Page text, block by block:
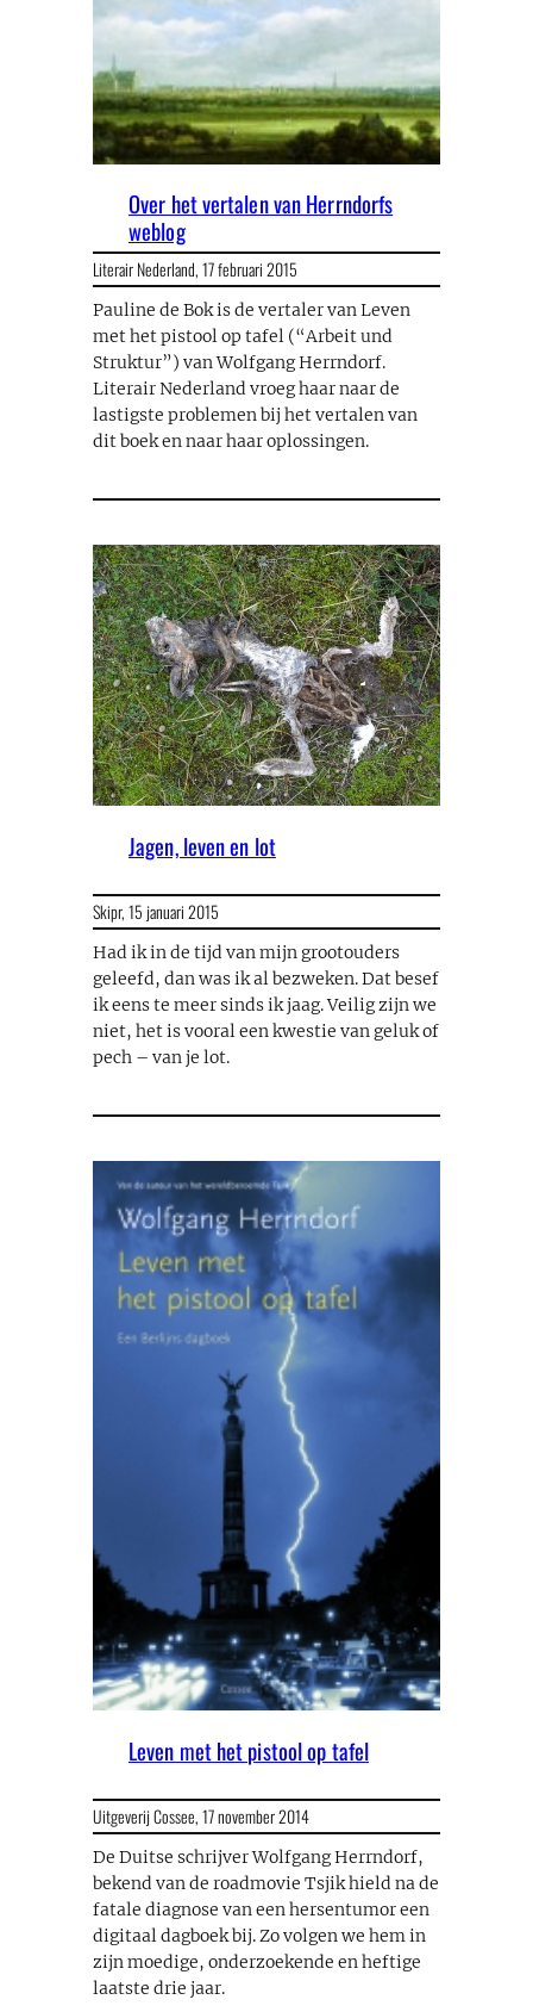
Over het vertalen van Herrndorfs
weblog
Literair Nederland,17 februari 2015
Pauline de Bok is de vertaler van Leven
met het pistool op tafel (“Arbeit und
Struktur”) van Wolfgang Herrndorf.
Literair Nederland vroeg haar naar de
lastigste problemen bij het vertalen van
dit boek en naar haar oplossingen.
Jagen, leven en lot
Skipr,15 januari 2015
Had ik in de tijd van mijn grootouders
geleefd, dan was ik al bezweken. Dat besef
ik eens te meer sinds ik jaag. Veilig zijn we
niet, het is vooral een kwestie van geluk of
pech – van je lot.
Leven met het pistool op tafel
Uitgeverij Cossee,17 november 2014
De Duitse schrijver Wolfgang Herrndorf,
bekend van de roadmovie Tsjik hield na de
fatale diagnose van een hersentumor een
digitaal dagboek bij. Zo volgen we hem in
zijn moedige, onderzoekende en heftige
laatste drie jaar.